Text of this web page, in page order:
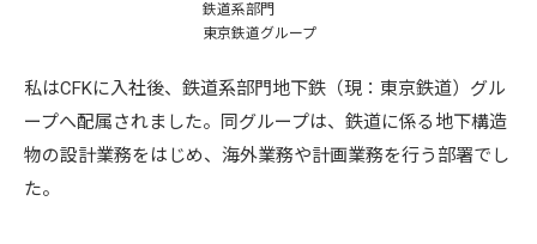
鉄道系部門
東京鉄道グループ
私はCFKに入社後、鉄道系部門地下鉄（現：東京鉄道）グル
ープへ配属されました。同グループは、鉄道に係る地下構造
物の設計業務をはじめ、海外業務や計画業務を行う部署でし
た。